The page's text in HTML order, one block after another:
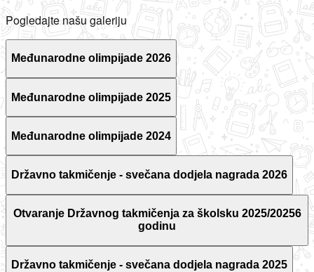
Pogledajte našu galeriju
Međunarodne olimpijade 2026
Međunarodne olimpijade 2025
Međunarodne olimpijade 2024
Državno takmičenje - svečana dodjela nagrada 2026
Otvaranje Državnog takmičenja za školsku 2025/20256
godinu
Državno takmičenje - svečana dodjela nagrada 2025